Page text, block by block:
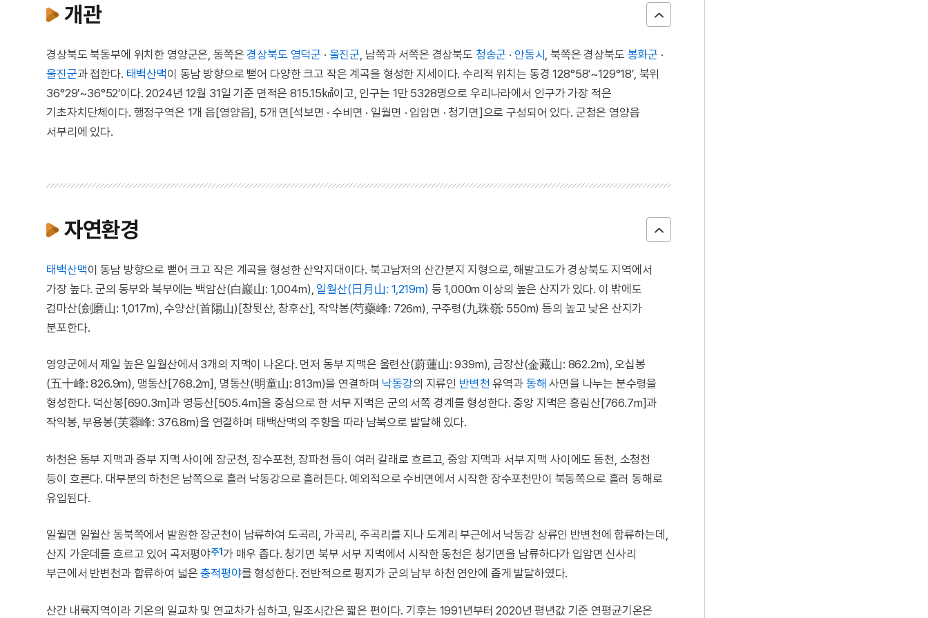
개관
경상북도 북동부에 위치한 영양군은, 동쪽은경상북도 영덕군 · 울진군 , 남쪽과 서쪽은 경상북도 청송군 · 안동시 , 북쪽은 경상북도 봉화군 ·
울진군과 접한다. 태백산맥이 동남 방향으로 뻗어 다양한 크고 작은 계곡을 형성한 지세이다. 수리적 위치는 동경 128°58′~129°18′, 북위
36°29′~36°52′이다. 2024년 12월 31일 기준 면적은 815.15㎢이고, 인구는 1만 5328명으로 우리나라에서 인구가 가장 적은
기초자치단체이다. 행정구역은 1개 읍[영양읍], 5개 면[석보면 · 수비면 · 일월면 · 입암면 · 청기면]으로 구성되어 있다. 군청은 영양읍
서부리에 있다.
자연환경
태백산맥이 동남 방향으로 뻗어 크고 작은 계곡을 형성한 산악지대이다. 북고남저의 산간분지 지형으로, 해발고도가 경상북도 지역에서
가장 높다. 군의 동부와 북부에는 백암산(白巖山: 1,004m), 일월산(日月山: 1,219m) 등 1,000m 이상의 높은 산지가 있다. 이 밖에도
검마산(劍磨山: 1,017m), 수양산(首陽山)[창뒷산, 창후산], 작약봉(芍藥峰: 726m), 구주령(九珠嶺: 550m) 등의 높고 낮은 산지가
분포한다.
영양군에서 제일 높은 일월산에서 3개의 지맥이 나온다. 먼저 동부 지맥은 울련산(蔚蓮山: 939m), 금장산(金藏山: 862.2m), 오십봉
(五十峰: 826.9m), 맹동산[768.2m], 명동산(明童山: 813m)을 연결하며 낙동강의 지류인 반변천 유역과 동해 사면을 나누는 분수령을
형성한다. 덕산봉[690.3m]과 영등산[505.4m]을 중심으로 한 서부 지맥은 군의 서쪽 경계를 형성한다. 중앙 지맥은 흥림산[766.7m]과
작약봉, 부용봉(芙蓉峰: 376.8m)을 연결하며 태백산맥의 주향을 따라 남북으로 발달해 있다.
하천은 동부 지맥과 중부 지맥 사이에 장군천, 장수포천, 장파천 등이 여러 갈래로 흐르고, 중앙 지맥과 서부 지맥 사이에도 동천, 소청천
등이 흐른다. 대부분의 하천은 남쪽으로 흘러 낙동강으로 흘러든다. 예외적으로 수비면에서 시작한 장수포천만이 북동쪽으로 흘러 동해로
유입된다.
일월면 일월산 동북쪽에서 발원한 장군천이 남류하여 도곡리, 가곡리, 주곡리를 지나 도계리 부근에서 낙동강 상류인 반변천에 합류하는데,
산지 가운데를 흐르고 있어 곡저평야주1가 매우 좁다. 청기면 북부 서부 지맥에서 시작한 동천은 청기면을 남류하다가 입암면 신사리
부근에서 반변천과 합류하여 넓은충적평야를 형성한다. 전반적으로 평지가 군의 남부 하천 연안에 좁게 발달하였다.
산간 내륙지역이라 기온의 일교차 및 연교차가 심하고, 일조시간은 짧은 편이다. 기후는 1991년부터 2020년 평년값 기준 연평균기온은